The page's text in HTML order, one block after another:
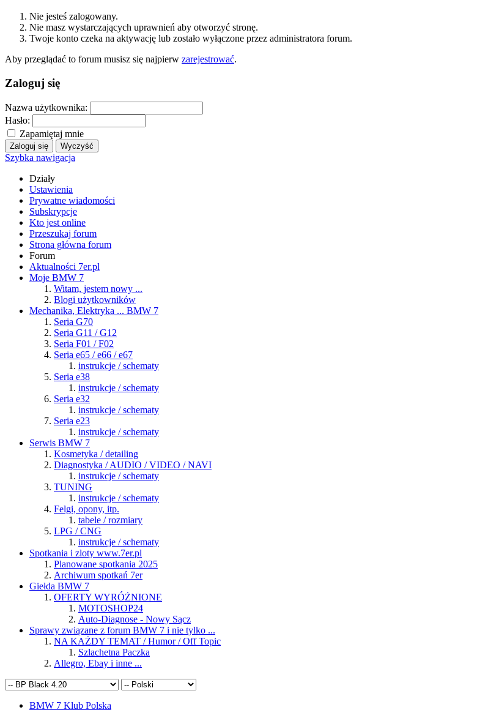
Nie jesteś zalogowany.
Nie masz wystarczających uprawnień aby otworzyć stronę.
Twoje konto czeka na aktywację lub zostało wyłączone przez administratora forum.
Aby przeglądać to forum musisz się najpierw zarejestrować.
Zaloguj się
Nazwa użytkownika:
Hasło:
Zapamiętaj mnie
Szybka nawigacja
Działy
Ustawienia
Prywatne wiadomości
Subskrypcje
Kto jest online
Przeszukaj forum
Strona główna forum
Forum
Aktualności 7er.pl
Moje BMW 7
Witam, jestem nowy ...
Blogi użytkowników
Mechanika, Elektryka ... BMW 7
Seria G70
Seria G11 / G12
Seria F01 / F02
Seria e65 / e66 / e67
instrukcje / schematy
Seria e38
instrukcje / schematy
Seria e32
instrukcje / schematy
Seria e23
instrukcje / schematy
Serwis BMW 7
Kosmetyka / detailing
Diagnostyka / AUDIO / VIDEO / NAVI
instrukcje / schematy
TUNING
instrukcje / schematy
Felgi, opony, itp.
tabele / rozmiary
LPG / CNG
instrukcje / schematy
Spotkania i zloty www.7er.pl
Planowane spotkania 2025
Archiwum spotkań 7er
Giełda BMW 7
OFERTY WYRÓŻNIONE
MOTOSHOP24
Auto-Diagnose - Nowy Sącz
Sprawy związane z forum BMW 7 i nie tylko ...
NA KAŻDY TEMAT / Humor / Off Topic
Szlachetna Paczka
Allegro, Ebay i inne ...
BMW 7 Klub Polska